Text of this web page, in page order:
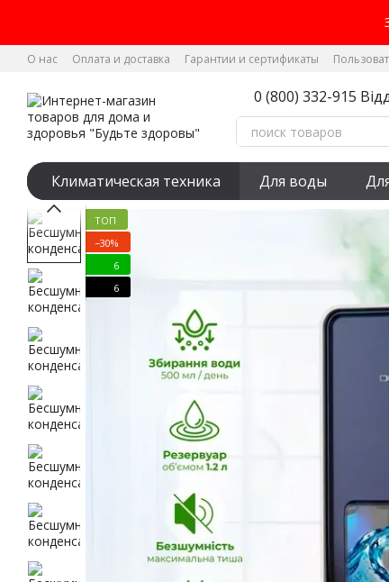
О нас Оплата и доставка Гарантии и сертификаты
0 (800) 332-915
Климатическая техника Для воды
ТОП
−30%
6
6